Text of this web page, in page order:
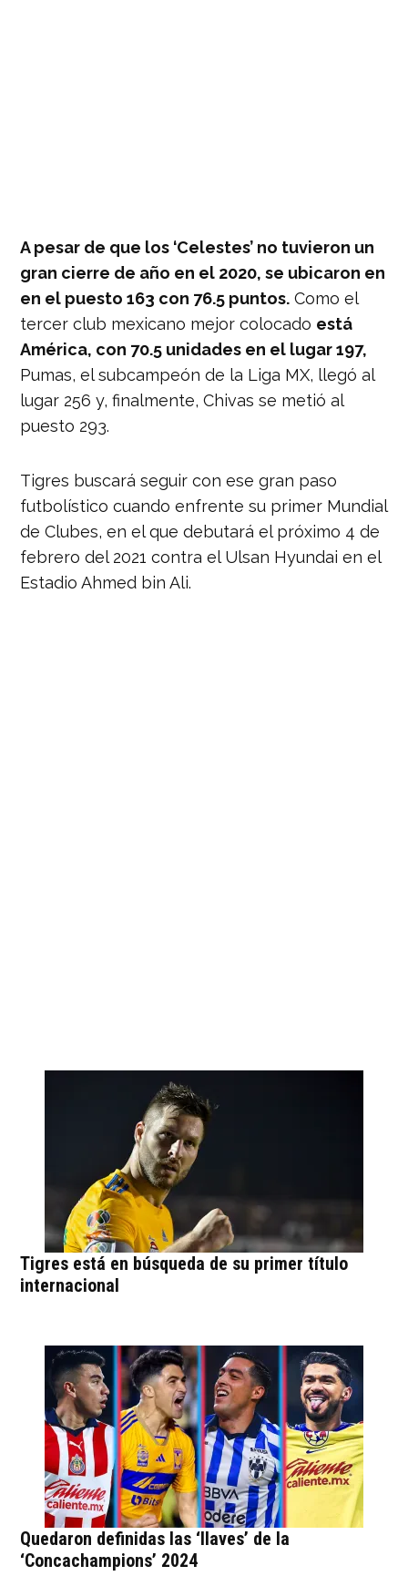
A pesar de que los ‘Celestes’ no tuvieron un
gran cierre de año en el 2020, se ubicaron en
en el puesto 163 con 76.5 puntos. Como el
tercer club mexicano mejor colocado está
América, con 70.5 unidades en el lugar 197,
Pumas, el subcampeón de la Liga MX, llegó al
lugar 256 y, finalmente, Chivas se metió al
puesto 293.
Tigres buscará seguir con ese gran paso
futbolístico cuando enfrente su primer Mundial
de Clubes, en el que debutará el próximo 4 de
febrero del 2021 contra el Ulsan Hyundai en el
Estadio Ahmed bin Ali.
Tigres está en búsqueda de su primer título
internacional
Quedaron definidas las ‘llaves’ de la
‘Concachampions’ 2024